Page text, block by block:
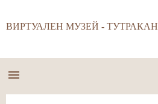
ВИРТУАЛЕН МУЗЕЙ - ТУТРАКАН